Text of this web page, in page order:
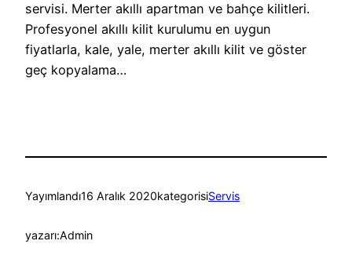
servisi. Merter akıllı apartman ve bahçe kilitleri.
Profesyonel akıllı kilit kurulumu en uygun
fiyatlarla, kale, yale, merter akıllı kilit ve göster
geç kopyalama…
Yayımlandı16 Aralık 2020kategorisiServis
yazarı:Admin